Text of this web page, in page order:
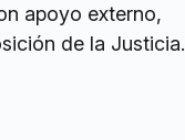
apoyo externo,
de la Justicia.